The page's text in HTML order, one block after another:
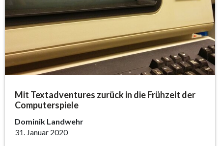
Mit Textadventures zurück in die Frühzeit der
Computerspiele
Dominik Landwehr
31. Januar 2020